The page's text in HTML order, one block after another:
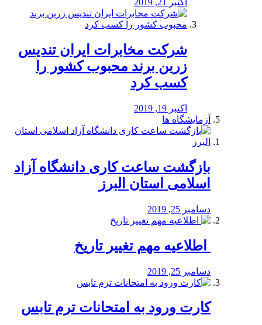
اکتبر 21, 2019
شرکت مخابرات ایران تندیس
زرین برند محبوب کشور را
کسب کرد
اکتبر 19, 2019
آزمایشگاه ها
بازگشت ساعت کاری دانشگاه آزاد
اسلامی استان البرز
دسامبر 25, 2019
️ اطلاعیه مهم تغییر تاریخ
دسامبر 25, 2019
کارت ورود به امتحانات ترم تابس